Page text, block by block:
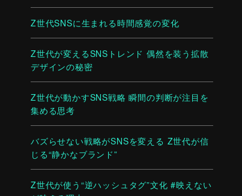
Z世代SNSに生まれる時間感覚の変化
Z世代が変えるSNSトレンド 偶然を装う拡散
デザインの秘密
Z世代が動かすSNS戦略 瞬間の判断が注目を
集める思考
バズらせない戦略がSNSを変える Z世代が信
じる“静かなブランド”
Z世代が使う“逆ハッシュタグ”文化 #映えない